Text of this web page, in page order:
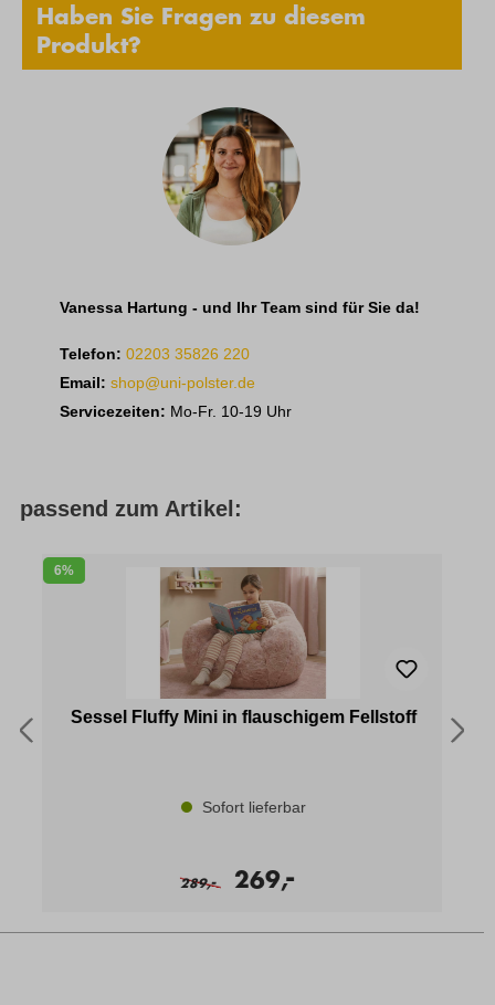
Haben Sie Fragen zu diesem
Produkt?
Vanessa Hartung - und Ihr Team sind für Sie da!
Telefon: 02203 35826 220
Email: shop@uni-polster.de
Servicezeiten: Mo-Fr. 10-19 Uhr
passend zum Artikel:
6%
Sessel Fluffy Mini in flauschigem Fellstoff
Sofort lieferbar
289,
- 269,
-